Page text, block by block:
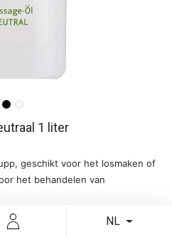
NL
1 liter
geschikt voor het losmaken of
het behandelen van